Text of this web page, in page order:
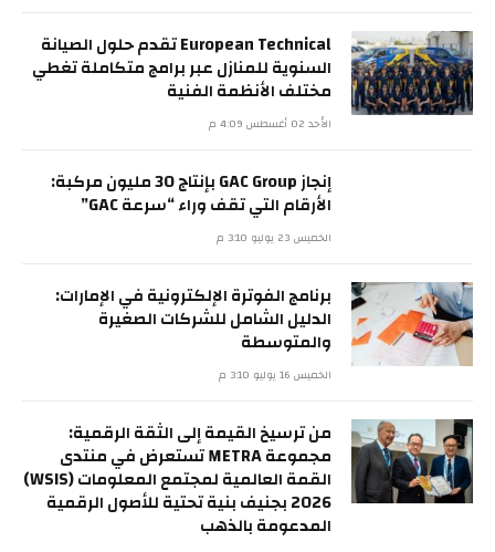
European Technical تقدم حلول الصيانة
السنوية للمنازل عبر برامج متكاملة تغطي
مختلف الأنظمة الفنية
الأحد 02 أغسطس 4:09 م
إنجاز GAC Group بإنتاج 30 مليون مركبة:
الأرقام التي تقف وراء “سرعة GAC”
الخميس 23 يوليو 3:10 م
برنامج الفوترة الإلكترونية في الإمارات:
الدليل الشامل للشركات الصغيرة
والمتوسطة
الخميس 16 يوليو 3:10 م
من ترسيخ القيمة إلى الثقة الرقمية:
مجموعة METRA تستعرض في منتدى
القمة العالمية لمجتمع المعلومات (WSIS)
2026 بجنيف بنية تحتية للأصول الرقمية
المدعومة بالذهب